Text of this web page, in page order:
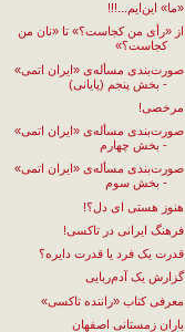
«ما» این‌ایم...!!!
از «رأی من کجاست؟» تا «نان من
کجاست؟»
صورت‌بندی مسأله‌ی «ایران اتمی»
- بخش پنجم (پایانی)
مرخصی!
صورت‌بندی مسأله‌ی «ایران اتمی»
- بخش چهارم
صورت‌بندی مسأله‌ی «ایران اتمی»
- بخش سوم
هنوز هستی ای دل؟!
فرهنگ ایرانی در تاکسی!
قدرت یک فرد یا قدرت دایره؟
گزارش یک آدم‌ربایی
معرفی کتاب «راننده تاکسی»
باران زمستانی اصفهان